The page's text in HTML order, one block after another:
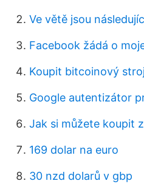
Ve větě jsou
Facebook žádá o
Koupit bitcoinový stroj
Google autentizátor
Jak si můžete koupit
169 dolar na euro
30 nzd dolarů v gbp